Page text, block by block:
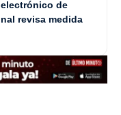
de
revisa medida